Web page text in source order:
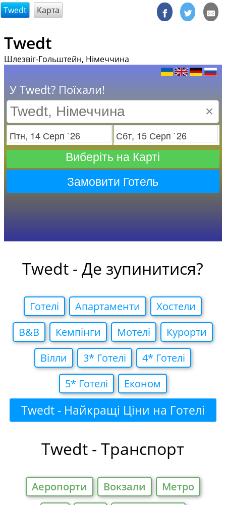
@endsectiom
Twedt Карта
Twedt
Шлезвіг-Гольштейн, Німеччина
У Twedt? Поїхали!
×
Заезд Отъезд
Виберіть на Карті
Замовити Готель
Twedt - Де зупинитися?
Готелi Апартаменти
Хостели
B&B
Кемпiнги Мотелi
Курорти
Вiлли
3* Готелi
4* Готелi
5* Готелi
Економ
Twedt - Найкращі Ціни на Готелі
Twedt - Транспорт
Аеропорти Вокзали
Метро